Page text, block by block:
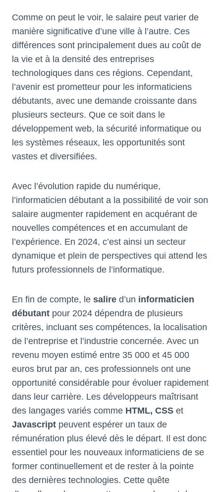
Comme on peut le voir, le salaire peut varier de
manière significative d’une ville à l’autre. Ces
différences sont principalement dues au coût de
la vie et à la densité des entreprises
technologiques dans ces régions. Cependant,
l’avenir est prometteur pour les informaticiens
débutants, avec une demande croissante dans
plusieurs secteurs. Que ce soit dans le
développement web, la sécurité informatique ou
les systèmes réseaux, les opportunités sont
vastes et diversifiées.
Avec l’évolution rapide du numérique,
l’informaticien débutant a la possibilité de voir son
salaire augmenter rapidement en acquérant de
nouvelles compétences et en accumulant de
l’expérience. En 2024, c’est ainsi un secteur
dynamique et plein de perspectives qui attend les
futurs professionnels de l’informatique.
En fin de compte, le salire d’un informaticien
débutant pour 2024 dépendra de plusieurs
critères, incluant ses compétences, la localisation
de l’entreprise et l’industrie concernée. Avec un
revenu moyen estimé entre 35 000 et 45 000
euros brut par an, ces professionnels ont une
opportunité considérable pour évoluer rapidement
dans leur carrière. Les développeurs maîtrisant
des langages variés comme HTML, CSS et
Javascript peuvent espérer un taux de
rémunération plus élevé dès le départ. Il est donc
essentiel pour les nouveaux informaticiens de se
former continuellement et de rester à la pointe
des dernières technologies. Cette quête